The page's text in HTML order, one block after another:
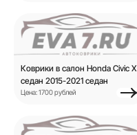
Коврики в салон Honda Civic X
седан 2015-2021 седан
Цена: 1700 рублей